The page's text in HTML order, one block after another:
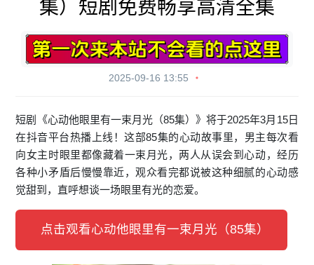
集）短剧免费畅享高清全集
2025-09-16 13:55
短剧《心动他眼里有一束月光（85集）》将于2025年3月15日
在抖音平台热播上线！这部85集的心动故事里，男主每次看
向女主时眼里都像藏着一束月光，两人从误会到心动，经历
各种小矛盾后慢慢靠近，观众看完都说被这种细腻的心动感
觉甜到，直呼想谈一场眼里有光的恋爱。
点击观看心动他眼里有一束月光（85集）